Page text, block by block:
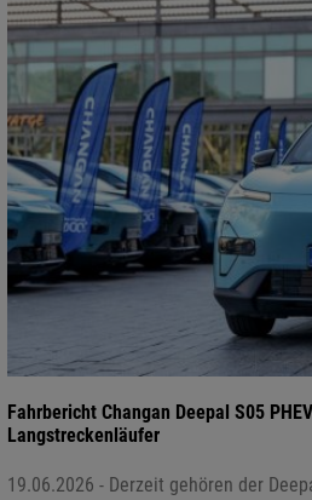
Fahrbericht Changan Deepal S05
Langstreckenläufer
19.06.2026 - Derzeit gehören der